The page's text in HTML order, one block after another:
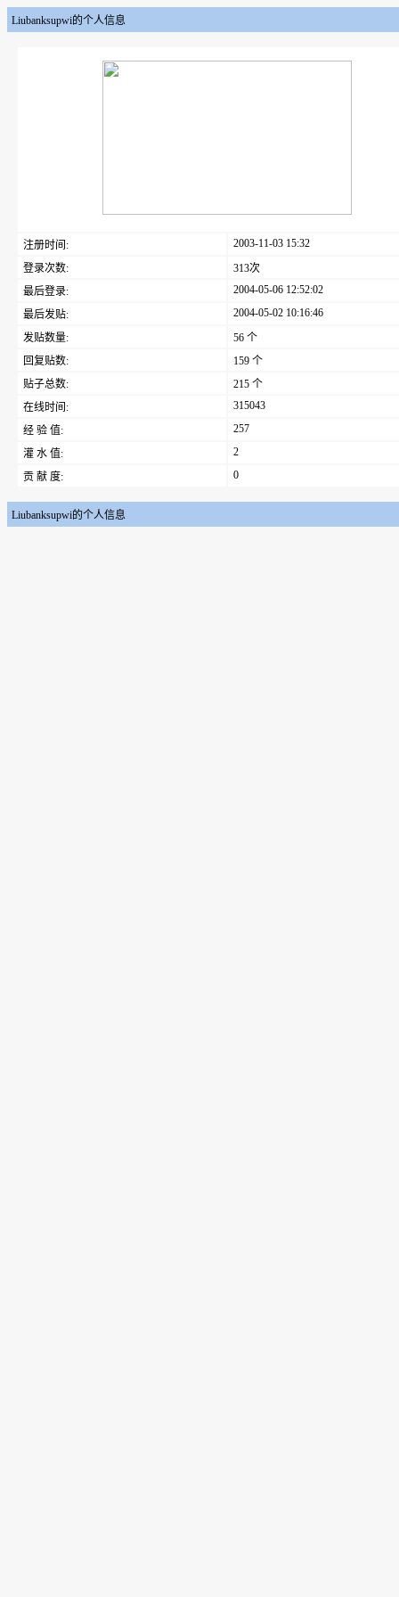
Liubanksupwi的个人信息
注册时间:
2003-11-03 15:32
登录次数:
313次
最后登录:
2004-05-06 12:52:02
最后发贴:
2004-05-02 10:16:46
发贴数量:
56 个
回复贴数:
159 个
贴子总数:
215 个
在线时间:
315043
经 验 值:
257
灌 水 值:
2
贡 献 度:
0
Liubanksupwi的个人信息